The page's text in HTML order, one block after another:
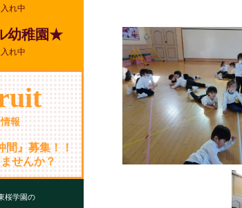
れ中
幼稚園★
れ中
報
間』募集！！
せんか？
桜学園の